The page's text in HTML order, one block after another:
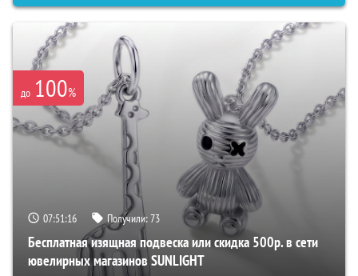
до 100%
07:51:15 Получили:73
Бесплатная изящная подвеска или скидка 500р. в сети
ювелирных магазинов SUNLIGHT